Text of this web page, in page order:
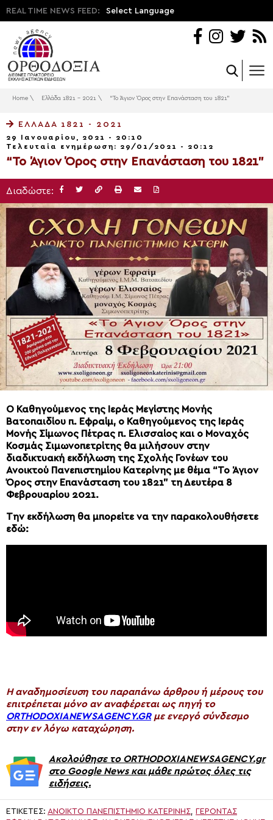
REAL TIME NEWS FEED: Select Language
Home \ Ελλάδα 1821 - 2021 \ “Το Άγιον Όρος στην Επανάσταση του 1821”
ΕΛΛΆΔΑ 1821 - 2021
29 Ιανουαρίου, 2021 - 20:10
Τελευταία ενημέρωση: 29/01/2021 - 20:12
“Το Άγιον Όρος στην Επανάσταση του 1821”
Διαδώστε:
Ο Καθηγούμενος της Ιεράς Μεγίστης Μονής
Βατοπαιδίου π. Εφραίμ, ο Καθηγούμενος της Ιεράς
Μονής Σίμωνος Πέτρας π. Ελισσαίος και ο Μοναχός
Κοσμάς Σιμωνοπετρίτης θα μιλήσουν στην
διαδικτυακή εκδήλωση της Σχολής Γονέων του
Ανοικτού Πανεπιστημίου Κατερίνης με θέμα “Το Άγιον
Όρος στην Επανάσταση του 1821” τη Δευτέρα 8
Φεβρουαρίου 2021.
Την εκδήλωση θα μπορείτε να την παρακολουθήσετε
εδώ:
H αναδημοσίευση του παραπάνω άρθρου ή μέρους του
επιτρέπεται μόνο αν αναφέρεται ως πηγή το
ORTHODOXIANEWSAGENCY.GRμε ενεργό σύνδεσμο
στην εν λόγω καταχώρηση.
Ακολούθησε το ORTHODOXIANEWSAGENCY.gr
στο Google News και μάθε πρώτος όλες τις
ειδήσεις.
ΕΤΙΚΈΤΕΣ: ΑΝΟΙΚΤΟ ΠΑΝΕΠΙΣΤΗΜΙΟ ΚΑΤΕΡΙΝΗΣ, ΓΈΡΟΝΤΑΣ